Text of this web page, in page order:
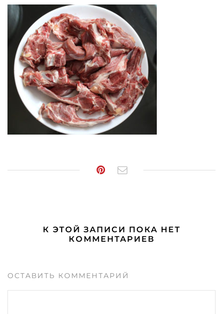
К ЭТОЙ ЗАПИСИ ПОКА НЕТ
КОММЕНТАРИЕВ
ОСТАВИТЬ КОММЕНТАРИЙ